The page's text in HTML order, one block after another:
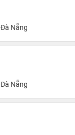
Đà Nẵng
Đà Nẵng